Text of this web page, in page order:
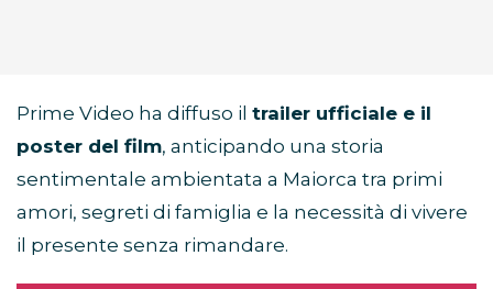
Prime Video ha diffuso il trailer ufficiale e il
poster del film, anticipando una storia
sentimentale ambientata a Maiorca tra primi
amori, segreti di famiglia e la necessità di vivere
il presente senza rimandare.